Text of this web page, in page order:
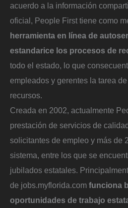
acuerdo a la información
oficial, People First tiene como
herramienta en línea de
estandarice los procesos de
todo el estado, lo que
empleados y gerentes la tarea
recursos.
Creada en 2002, actualmente
prestación de servicios de
solicitantes de empleo y más de
sistema, entre los que se
jubilados estatales.
de jobs.myflorida.com funciona
oportunidades de trabajo